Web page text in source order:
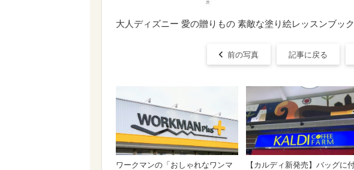
大人ディズニー 愛の贈りもの 素敵な塗り絵レッスンブック
前の写真 記事に戻る